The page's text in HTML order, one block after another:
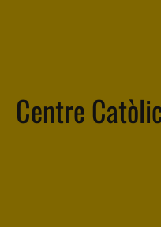
Centre